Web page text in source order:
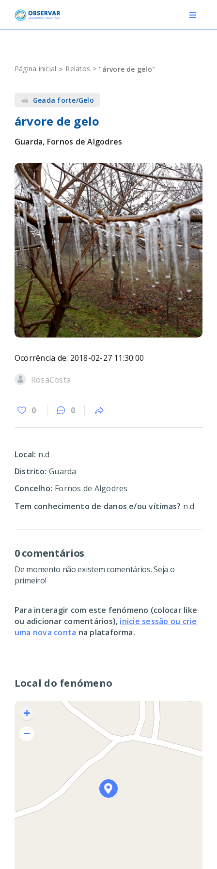
content
Toggle
EVENTOS
DEFINIÇÕES
F.A.Q.
Novo relato Login
Página inicial Relatos "árvore de gelo"
Local do fenómeno
+
−
Geada forte/Gelo
árvore de gelo
Guarda, Fornos de Algodres
Ocorrência de: 2018-02-27 11:30:00
RosaCosta
0 0
Local: n.d
Distrito: Guarda
Concelho: Fornos de Algodres
Tem conhecimento de danos e/ou vítimas? n.d
0 comentários
De momento não existem comentários. Seja o
primeiro!
Para interagir com este fenómeno (colocar like
ou adicionar comentários), inicie sessão ou crie
uma nova conta na plataforma.